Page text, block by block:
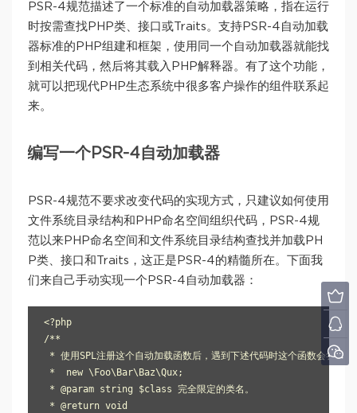
PSR-4规范描述了一个标准的自动加载器策略，指在运行
时按需查找PHP类、接口或Traits。支持PSR-4自动加载
器标准的PHP组建和框架，使用同一个自动加载器就能找
到相关代码，然后将其载入PHP解释器。有了这个功能，
就可以把现代PHP生态系统中很多客户操作的组件联系起
来。
编写一个PSR-4自动加载器
PSR-4规范不要求改变代码的实现方式，只建议如何使用
文件系统目录结构和PHP命名空间组织代码，PSR-4规
范以来PHP命名空间和文件系统目录结构查找并加载PH
P类、接口和Traits，这正是PSR-4的精髓所在。下面我
们来自己手动实现一个PSR-4自动加载器：
<?php
/**
* 使用SPL注册这个自动加载函数后，遇到下述代码时这个函数
*  new \Foo\Bar\Baz\Qux;
* @param string $class 完全限定的类名。
* @return void